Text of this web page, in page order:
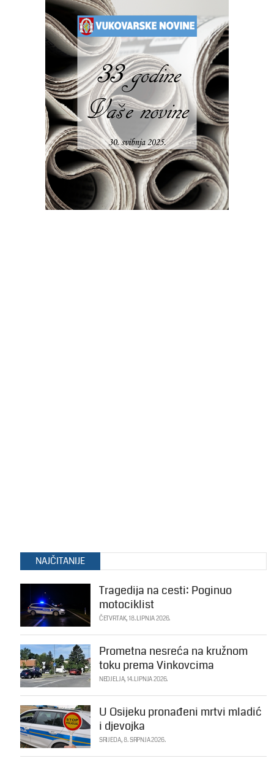
NAJČITANIJE
Tragedija na cesti: Poginuo
motociklist
ČETVRTAK, 18. LIPNJA 2026.
Prometna nesreća na kružnom
toku prema Vinkovcima
NEDJELJA, 14. LIPNJA 2026.
U Osijeku pronađeni mrtvi mladić
i djevojka
SRIJEDA, 8. SRPNJA 2026.